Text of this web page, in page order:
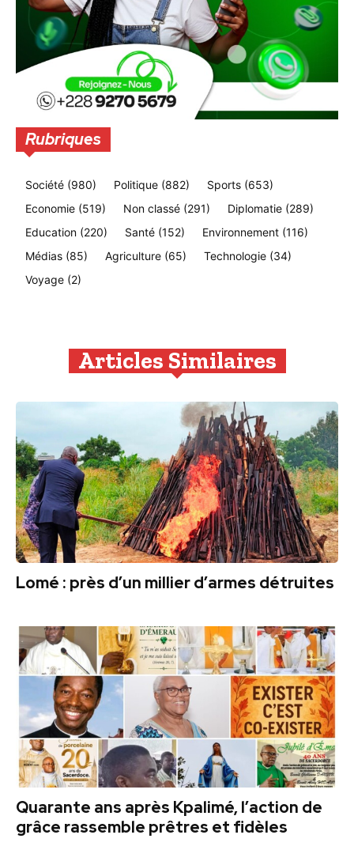
Rubriques
Société (980) Politique (882) Sports (653)
Economie (519) Non classé (291) Diplomatie (289)
Education (220) Santé (152) Environnement (116)
Médias (85) Agriculture (65) Technologie (34)
Voyage (2)
Articles Similaires
Lomé : près d’un millier d’armes détruites
Quarante ans après Kpalimé, l’action de
grâce rassemble prêtres et fidèles